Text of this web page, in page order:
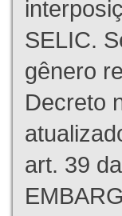
SELIC.
gênero
Decreto
art. 39